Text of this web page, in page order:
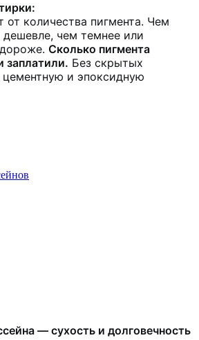
от количества пигмента. Чем
дешевле, чем темнее или
Сколько пигмента
заплатили. Без скрытых
цементную и эпоксидную
— сухость и долговечность